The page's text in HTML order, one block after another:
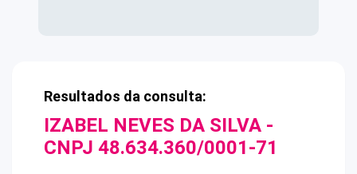
Resultados da consulta:
IZABEL NEVES DA SILVA -
CNPJ 48.634.360/0001-71